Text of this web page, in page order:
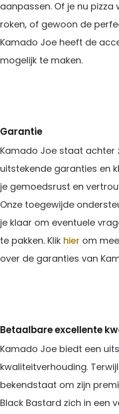
aanpassen. Of je nu pizza
roken, of gewoon de
Kamado Joe heeft de
mogelijk te maken.
Garantie
Kamado Joe staat achter
uitstekende garanties en
je gemoedsrust en
Onze toegewijde
je klaar om eventuele
te pakken. Klik hier om
over de garanties van
Betaalbare excellente
Kamado Joe biedt een
kwaliteitverhouding.
bekendstaat om zijn
Black Bastard zich in een